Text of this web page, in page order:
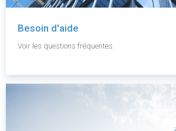
Besoin d'aide
Voir les questions fréquentes.